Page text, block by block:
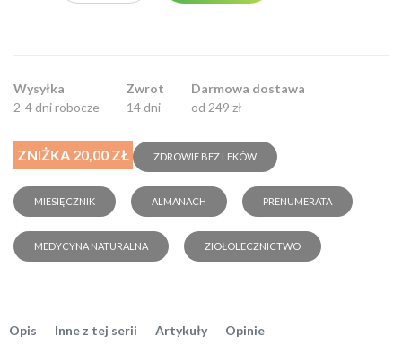
Wysyłka
2-4 dni robocze
Zwrot
14 dni
Darmowa dostawa
od 249 zł
ZNIŻKA 20,00 ZŁ ZDROWIE BEZ LEKÓW
MIESIĘCZNIK ALMANACH PRENUMERATA
MEDYCYNA NATURALNA ZIOŁOLECZNICTWO
Opis Inne z tej serii Artykuły Opinie